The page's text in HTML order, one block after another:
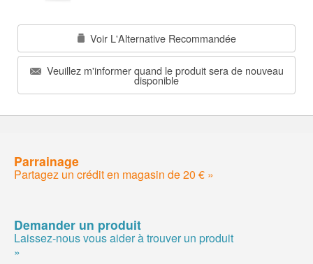
Voir L'Alternative Recommandée
Veuillez m'informer quand le produit sera de nouveau
disponible
Parrainage
Partagez un crédit en magasin de 20 € »
Demander un produit
Laissez-nous vous aider à trouver un produit
»